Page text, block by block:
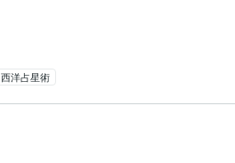
西洋占星術